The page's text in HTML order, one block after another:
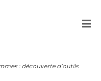
: découverte d’outils